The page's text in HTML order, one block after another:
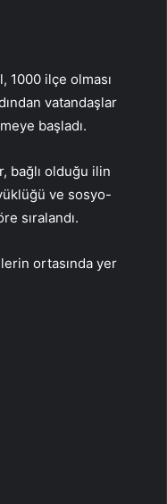
1000 ilçe olması
vatandaşlar
başladı.
bağlı olduğu ilin
ve sosyo-
sıralandı.
ortasında yer